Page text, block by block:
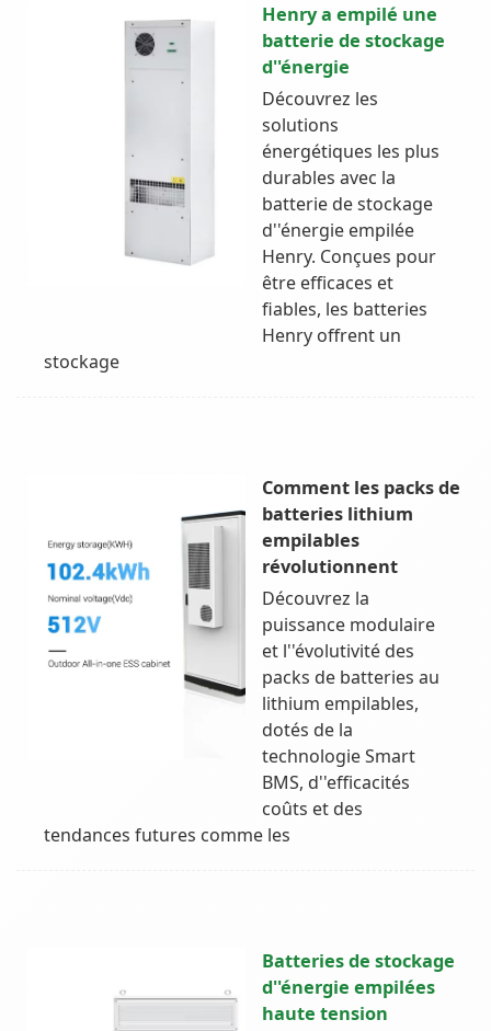
Henry a empilé une
batterie de stockage
d''énergie
Découvrez les
solutions
énergétiques les plus
durables avec la
batterie de stockage
d''énergie empilée
Henry. Conçues pour
être efficaces et
fiables, les batteries
Henry offrent un
stockage
Comment les packs de
batteries lithium
empilables
révolutionnent
Découvrez la
puissance modulaire
et l''évolutivité des
packs de batteries au
lithium empilables,
dotés de la
technologie Smart
BMS, d''efficacités
coûts et des
tendances futures comme les
Batteries de stockage
d''énergie empilées
haute tension